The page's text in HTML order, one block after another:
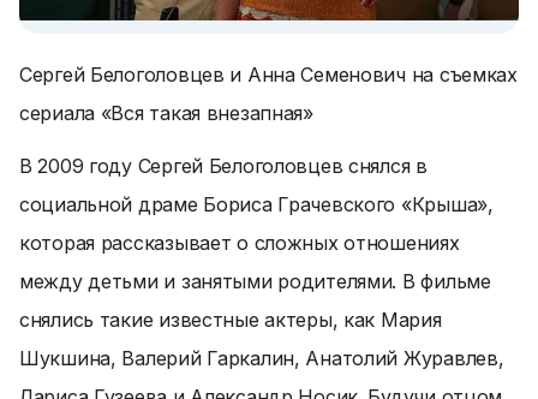
Сергей Белоголовцев и Анна Семенович на съемках
сериала «Вся такая внезапная»
В 2009 году Сергей Белоголовцев снялся в
социальной драме Бориса Грачевского «Крыша»,
которая рассказывает о сложных отношениях
между детьми и занятыми родителями. В фильме
снялись такие известные актеры, как Мария
Шукшина, Валерий Гаркалин, Анатолий Журавлев,